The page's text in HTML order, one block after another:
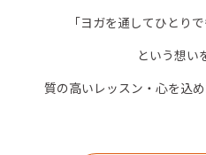
「ヨガを通してひとり
という想い
質の高いレッスン・心を込